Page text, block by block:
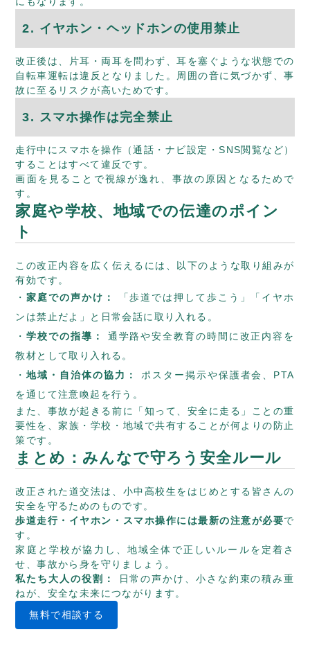
2. イヤホン・ヘッドホンの使用禁止
改正後は、片耳・両耳を問わず、耳を塞ぐような状態での
自転車運転は違反となりました。周囲の音に気づかず、事
故に至るリスクが高いためです。
3. スマホ操作は完全禁止
走行中にスマホを操作（通話・ナビ設定・SNS閲覧など）
することはすべて違反です。
画面を見ることで視線が逸れ、事故の原因となるためで
す。
家庭や学校、地域での伝達のポイン
ト
この改正内容を広く伝えるには、以下のような取り組みが
有効です。
家庭での声かけ：
「歩道では押して歩こう」「イヤホ
ンは禁止だよ」と日常会話に取り入れる。
学校での指導：
通学路や安全教育の時間に改正内容を
教材として取り入れる。
地域・自治体の協力：
ポスター掲示や保護者会、PTA
を通じて注意喚起を行う。
また、事故が起きる前に「知って、安全に走る」ことの重
要性を、家族・学校・地域で共有することが何よりの防止
策です。
まとめ：みんなで守ろう安全ルール
改正された道交法は、小中高校生をはじめとする皆さんの
安全を守るためのものです。
歩道走行・イヤホン・スマホ操作には最新の注意が必要で
す。
家庭と学校が協力し、地域全体で正しいルールを定着さ
せ、事故から身を守りましょう。
私たち大人の役割：
日常の声かけ、小さな約束の積み重
ねが、安全な未来につながります。
無料で相談する